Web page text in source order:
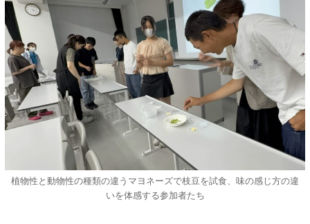
植物性と動物性の種類の違うマヨネーズで枝豆を試食、味の感じ方の違
いを体感する参加者たち